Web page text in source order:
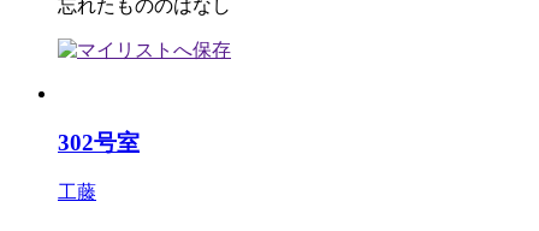
忘れたもののはなし
302号室
工藤